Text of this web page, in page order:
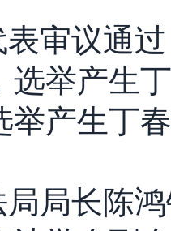
审议通
选举产生
举产生丁
局长陈